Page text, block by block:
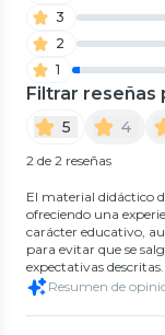
3
2
1
Filtrar reseñas
5 4
2 de 2 reseñas
El material didáctico
ofreciendo una
carácter educativo,
para evitar que se
expectativas descritas.
Resumen de